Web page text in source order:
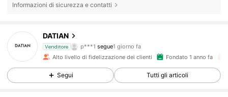
Informazioni di sicurezza e contatti
DATIAN
Venditore p***1 segue1 giorno fa
Alto livello di fidelizzazione dei clienti Fondato 1 anno fa
Segui Tutti gli articoli